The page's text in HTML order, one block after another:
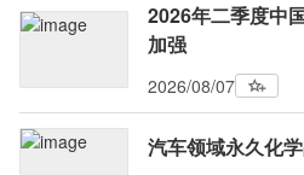
2026年二季度中
加强
2026/08/07
汽车领域永久化